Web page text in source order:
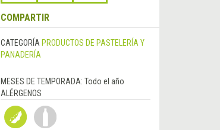
COMPARTIR
CATEGORÍA PRODUCTOS DE PASTELERÍA Y
PANADERÍA
MESES DE TEMPORADA: Todo el año
ALÉRGENOS